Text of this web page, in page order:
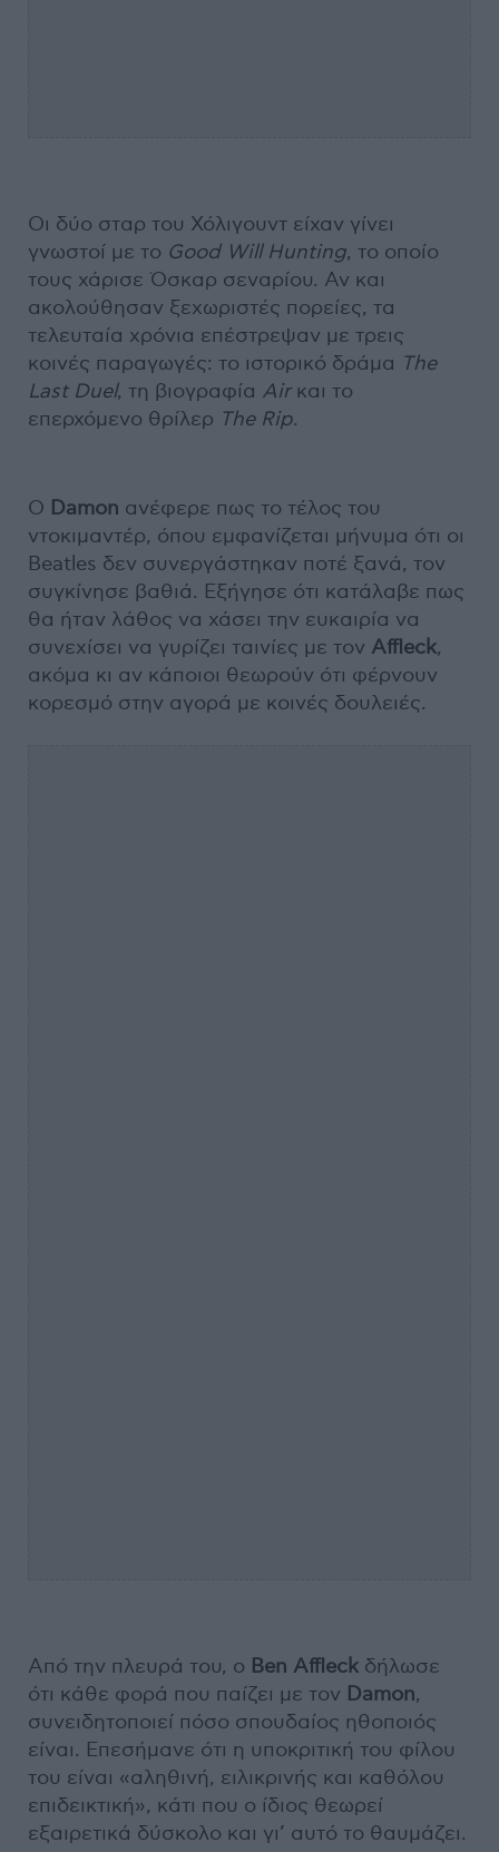
Οι δύο σταρ του Χόλιγουντ είχαν γίνει
γνωστοί με το Good Will Hunting, το οποίο
τους χάρισε Όσκαρ σεναρίου. Αν και
ακολούθησαν ξεχωριστές πορείες, τα
τελευταία χρόνια επέστρεψαν με τρεις
κοινές παραγωγές: το ιστορικό δράμα The
Last Duel, τη βιογραφία Airκαι το
επερχόμενο θρίλερ The Rip.
Ο Damon ανέφερε πως το τέλος του
ντοκιμαντέρ, όπου εμφανίζεται μήνυμα ότι οι
Beatles δεν συνεργάστηκαν ποτέ ξανά, τον
συγκίνησε βαθιά. Εξήγησε ότι κατάλαβε πως
θα ήταν λάθος να χάσει την ευκαιρία να
συνεχίσει να γυρίζει ταινίες με τον Affleck,
ακόμα κι αν κάποιοι θεωρούν ότι φέρνουν
κορεσμό στην αγορά με κοινές δουλειές.
Από την πλευρά του, ο Ben Affleck δήλωσε
ότι κάθε φορά που παίζει με τον Damon,
συνειδητοποιεί πόσο σπουδαίος ηθοποιός
είναι. Επεσήμανε ότι η υποκριτική του φίλου
του είναι «αληθινή, ειλικρινής και καθόλου
επιδεικτική», κάτι που ο ίδιος θεωρεί
εξαιρετικά δύσκολο και γι’ αυτό το θαυμάζει.